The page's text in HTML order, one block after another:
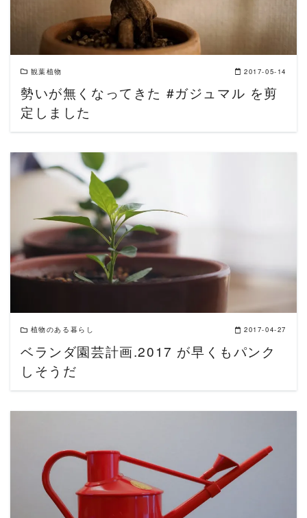
観葉植物 2017-05-14
勢いが無くなってきた #ガジュマル を剪
定しました
READ MORE
植物のある暮らし 2017-04-27
ベランダ園芸計画.2017 が早くもパンク
しそうだ
READ MORE